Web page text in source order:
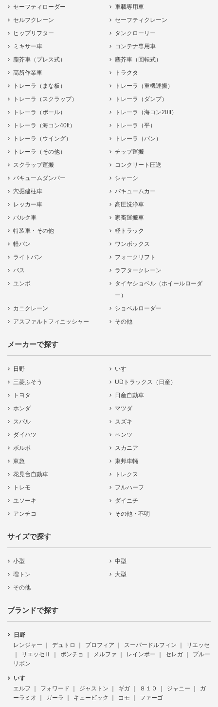
セーフティローダー
車載専用車
セルフクレーン
セーフティクレーン
ヒップリフター
タンクローリー
ミキサー車
コンテナ専用車
塵芥車（プレス式）
塵芥車（回転式）
高所作業車
トラクタ
トレーラ（まな板）
トレーラ（重機運搬）
トレーラ（スクラップ）
トレーラ（ダンプ）
トレーラ（ポール）
トレーラ（海コン20ft）
トレーラ（海コン40ft）
トレーラ（平）
トレーラ（ウイング）
トレーラ（バン）
トレーラ（その他）
チップ運搬
スクラップ運搬
コンクリート圧送
バキュームダンパー
シャーシ
穴掘建柱車
バキュームカー
レッカー車
高圧洗浄車
バルク車
家畜運搬車
特装車・その他
軽トラック
軽バン
ワンボックス
ライトバン
フォークリフト
バス
ラフタークレーン
ユンボ
タイヤショベル（ホイールローダ
ー）
カニクレーン
ショベルローダー
アスファルトフィニッシャー
その他
メーカーで探す
日野
いすゞ
三菱ふそう
UDトラックス（日産）
トヨタ
日産自動車
ホンダ
マツダ
スバル
スズキ
ダイハツ
ベンツ
ボルボ
スカニア
東急
東邦車輛
花見台自動車
トレクス
トレモ
フルハーフ
ユソーキ
ダイニチ
アンチコ
その他・不明
サイズで探す
小型
中型
増トン
大型
その他
ブランドで探す
日野
レンジャー
デュトロ プロフィア スーパードルフィン
リエッセ
リエッセⅡ
ポンチョ メルファ レインボー セレガ
ブルー
リボン
いすゞ
エルフ
フォワード ジャストン ギガ ８１０ ジャニー
ガ
ーラミオ
ガーラ キュービック コモ ファーゴ